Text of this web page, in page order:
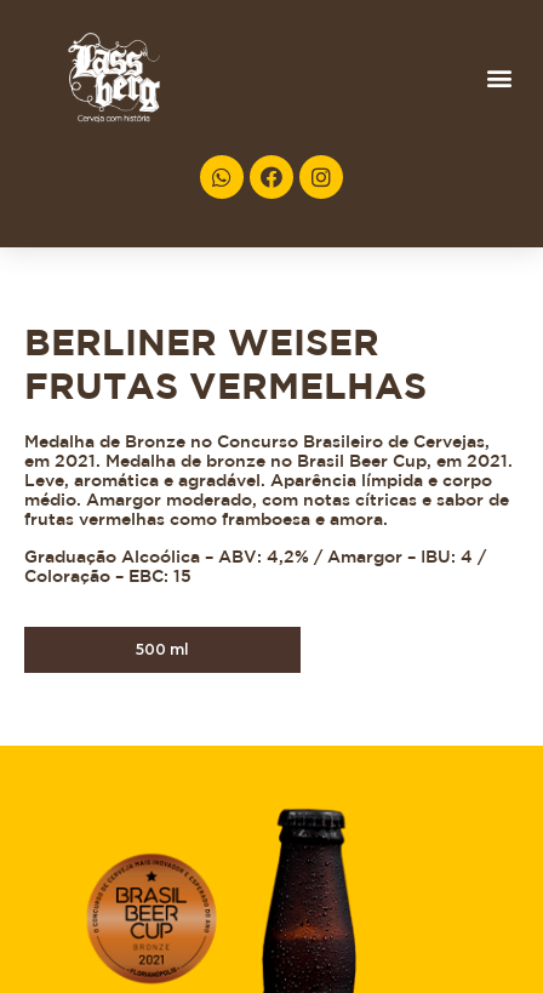
BERLINER WEISER
FRUTAS VERMELHAS
Medalha de Bronze no Concurso Brasileiro de Cervejas,
em 2021. Medalha de bronze no Brasil Beer Cup, em 2021.
Leve, aromática e agradável. Aparência límpida e corpo
médio. Amargor moderado, com notas cítricas e sabor de
frutas vermelhas como framboesa e amora.
Graduação Alcoólica – ABV: 4,2% / Amargor – IBU: 4 /
Coloração – EBC: 15
500 ml